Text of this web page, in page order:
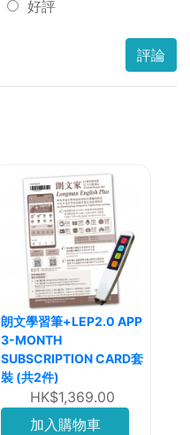
好評
評論
朗文學習筆+LEP2.0 APP
3-MONTH
SUBSCRIPTION CARD套
裝 (共2件)
HK$1,369.00
加入購物車